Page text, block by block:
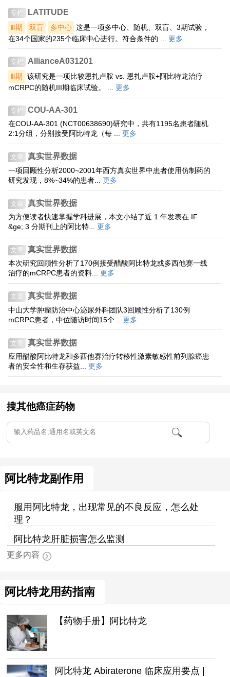
专栏 LATITUDE
Ⅲ期 双盲 多中心 这是一项多中心、随机、双盲、3期试验，
在34个国家的235个临床中心进行。符合条件的 ... 更多
专栏 AllianceA031201
Ⅲ期
该研究是一项比较恩扎卢胺 vs. 恩扎卢胺+阿比特龙治疗
mCRPC的随机III期临床试验。 ... 更多
专栏 COU-AA-301
在COU-AA-301 (NCT00638690)研究中，共有1195名患者随机
2:1分组，分别接受阿比特龙（每 ... 更多
文章 真实世界数据
一项回顾性分析2000~2001年西方真实世界中患者使用仿制药的
研究发现，8%~34%的患者... 更多
文章 真实世界数据
为方便读者快速掌握学科进展，本文小结了近 1 年发表在 IF
&ge; 3 分期刊上的阿比特... 更多
文章 真实世界数据
本次研究回顾性分析了170例接受醋酸阿比特龙或多西他赛一线
治疗的mCRPC患者的资料... 更多
文章 真实世界数据
中山大学肿瘤防治中心泌尿外科团队3回顾性分析了130例
mCRPC患者，中位随访时间15个... 更多
文章 真实世界数据
应用醋酸阿比特龙和多西他赛治疗转移性激素敏感性前列腺癌患
者的安全性和生存获益... 更多
搜其他癌症药物
阿比特龙副作用
服用阿比特龙，出现常见的不良反应，怎么处
理？
阿比特龙肝脏损害怎么监测
更多内容
阿比特龙用药指南
【药物手册】阿比特龙
阿比特龙 Abiraterone 临床应用要点 |